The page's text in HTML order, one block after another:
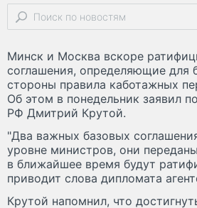
Минск и Москва вскоре
соглашения, определяющие для
стороны правила каботажных
Об этом в понедельник заявил
РФ Дмитрий Крутой.
"Два важных базовых
уровне министров, они
в ближайшее время будут
приводит слова дипломата
Крутой напомнил, что